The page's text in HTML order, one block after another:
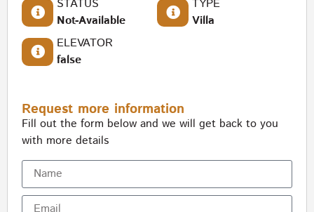
STATUS
Not-Available
TYPE
Villa
ELEVATOR
false
Request more information
Fill out the form below and we will get back to you
with more details